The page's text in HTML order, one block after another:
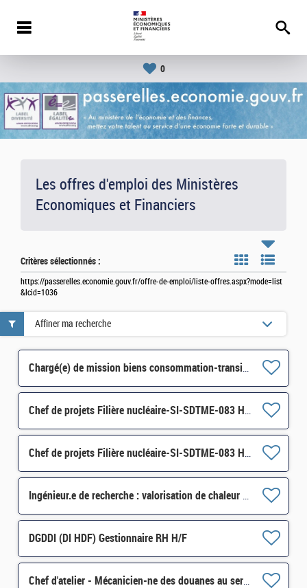
0
Les offres d'emploi des Ministères
Economiques et Financiers
Critères sélectionnés :
https://passerelles.economie.gouv.fr/offre-de-emploi/liste-offres.aspx?mode=list
&lcid=1036
Chargé(e) de mission biens consommation-transition environnementale des entreprises-SI-SDISBCA-056 H/F
Chef de projets Filière nucléaire-SI-SDTME-083 H/F
Chef de projets Filière nucléaire-SI-SDTME-083 H/F
Ingénieur.e de recherche : valorisation de chaleur fatale des fumées industrielles - CDD 24 mois H/F
DGDDI (DI HDF) Gestionnaire RH H/F
Chef d'atelier - Mécanicien-ne des douanes au service technique automobile d'Ajaccio H/F
Affiner ma recherche